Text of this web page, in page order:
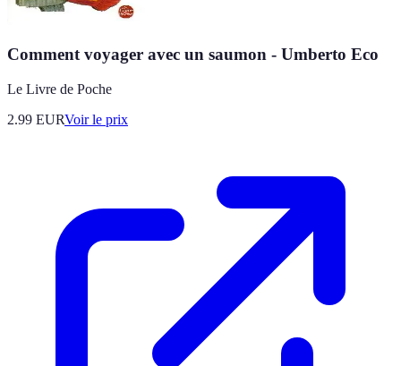
Comment voyager avec un saumon - Umberto Eco
Le Livre de Poche
2.99 EURVoir le prix